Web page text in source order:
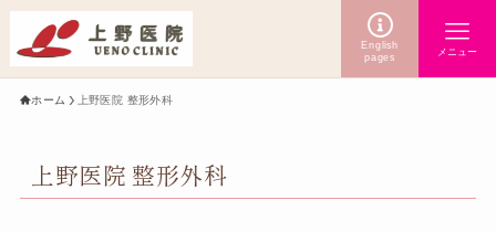
English
pages
メニュー
ホーム 上野医院 整形外科
上野医院 整形外科